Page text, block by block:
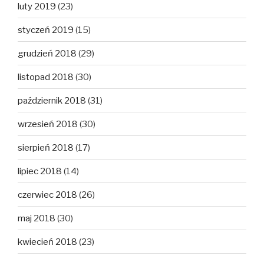
luty 2019 (23)
styczeń 2019 (15)
grudzień 2018 (29)
listopad 2018 (30)
październik 2018 (31)
wrzesień 2018 (30)
sierpień 2018 (17)
lipiec 2018 (14)
czerwiec 2018 (26)
maj 2018 (30)
kwiecień 2018 (23)